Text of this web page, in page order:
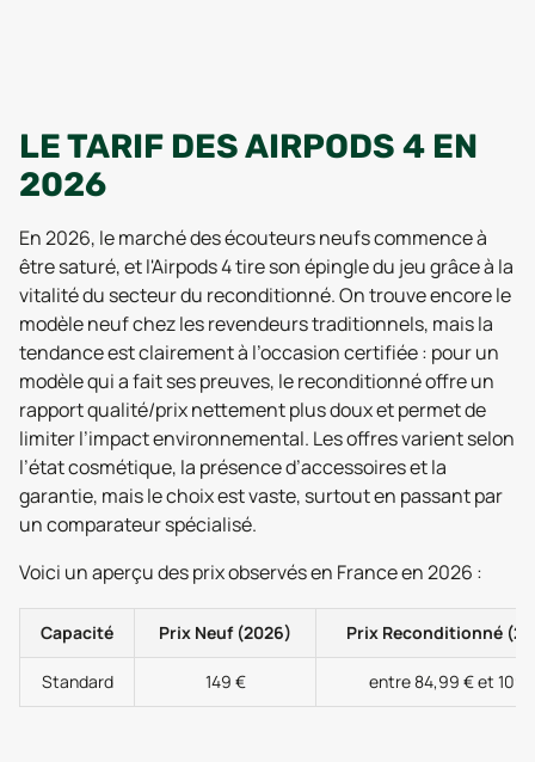
LE TARIF DES AIRPODS 4 EN
2026
En 2026, le marché des écouteurs neufs commence à
être saturé, et l'Airpods 4 tire son épingle du jeu grâce à la
vitalité du secteur du reconditionné. On trouve encore le
modèle neuf chez les revendeurs traditionnels, mais la
tendance est clairement à l’occasion certifiée : pour un
modèle qui a fait ses preuves, le reconditionné offre un
rapport qualité/prix nettement plus doux et permet de
limiter l’impact environnemental. Les offres varient selon
l’état cosmétique, la présence d’accessoires et la
garantie, mais le choix est vaste, surtout en passant par
un comparateur spécialisé.
Voici un aperçu des prix observés en France en 2026 :
Capacité Prix Neuf (2026) Prix Reconditionné
Standard 149 € entre 84,99 € et 109